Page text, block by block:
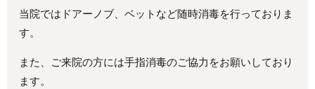
当院ではドアーノブ、ベットなど随時消毒を行っておりま
す。
また、ご来院の方には手指消毒のご協力をお願いしており
ます。